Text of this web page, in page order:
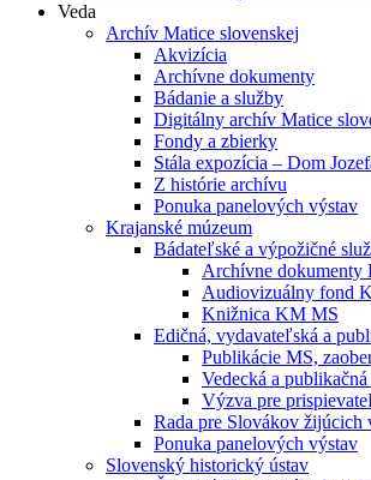
Veda
Archív Matice slovenskej
Akvizícia
Archívne dokumenty
Bádanie a služby
Digitálny archív Matice
Fondy a zbierky
Stála expozícia – Dom
Z histórie archívu
Ponuka panelových výstav
Krajanské múzeum
Bádateľské a výpožičné
Archívne dokumenty
Audiovizuálny fond
Knižnica KM MS
Edičná, vydavateľská a
Publikácie MS,
Vedecká a
Výzva pre
Rada pre Slovákov žijúcich
Ponuka panelových výstav
Slovenský historický ústav